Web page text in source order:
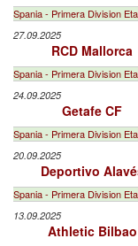
Spania - Primera Division
27.09.2025
RCD Mallorca
Spania - Primera Division
24.09.2025
Getafe CF
Spania - Primera Division
20.09.2025
Deportivo
Spania - Primera Division
13.09.2025
Athletic Bilbao